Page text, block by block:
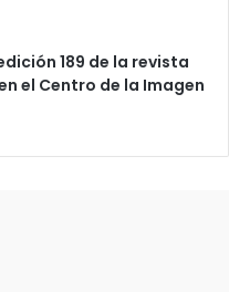
189 de la revista
el Centro de la Imagen